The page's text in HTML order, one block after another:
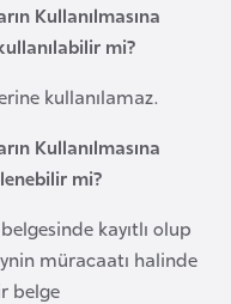
Kullanılmasına
mi?
kullanılamaz.
Kullanılmasına
mi?
kayıtlı olup
müracaatı halinde
belge